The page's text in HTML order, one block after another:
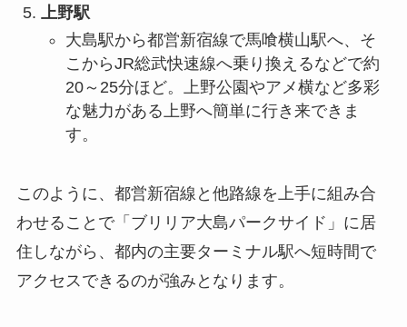
上野駅
大島駅から都営新宿線で馬喰横山駅へ、そ
こからJR総武快速線へ乗り換えるなどで約
20～25分ほど。上野公園やアメ横など多彩
な魅力がある上野へ簡単に行き来できま
す。
このように、都営新宿線と他路線を上手に組み合
わせることで「ブリリア大島パークサイド」に居
住しながら、都内の主要ターミナル駅へ短時間で
アクセスできるのが強みとなります。